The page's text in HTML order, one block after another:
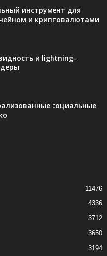
инструмент для
и криптовалютами
и lightning-
социальные
11476
4336
3712
3650
3194